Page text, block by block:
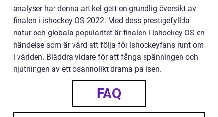
analyser har denna artikel gett en grundlig översikt av
finalen i ishockey OS 2022. Med dess prestigefyllda
natur och globala popularitet är finalen i ishockey OS en
händelse som är värd att följa för ishockeyfans runt om
i världen. Bläddra vidare för att fånga spänningen och
njutningen av ett osannolikt drama på isen.
FAQ